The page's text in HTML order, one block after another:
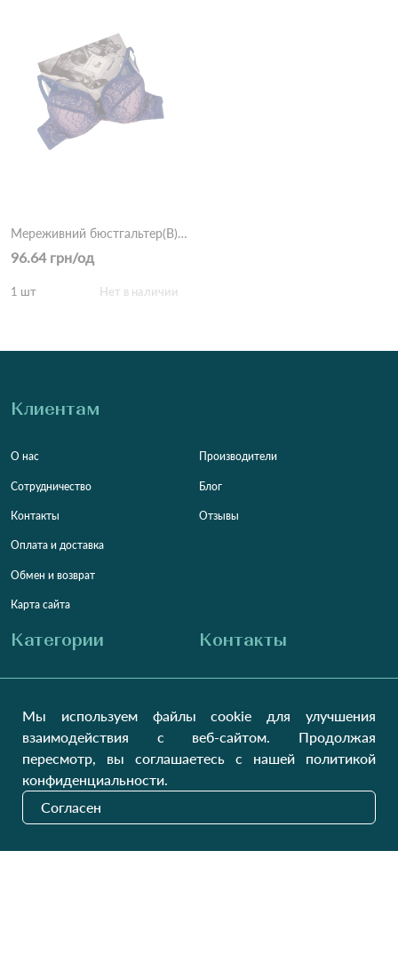
Мереживний бюстгальтер(B) TEYI 9161 7,1 Синій
96.64 грн/од
1 шт Нет в наличии
Клиентам
О нас
Сотрудничество
Контакты
Оплата и доставка
Обмен и возврат
Карта сайта
Производители
Блог
Отзывы
Категории
Для мужчин
Для детей
Домашний текстиль
Контакты
+380 (99) 387-81-50
Заказать звонок?
Пн-Пт 9:00 - 16:00
Україна, Луцьк, 43000
Мы используем файлы cookie для улучшения
взаимодействия с веб-сайтом. Продолжая
пересмотр, вы соглашаетесь с нашей политикой
конфиденциальности.
Согласен